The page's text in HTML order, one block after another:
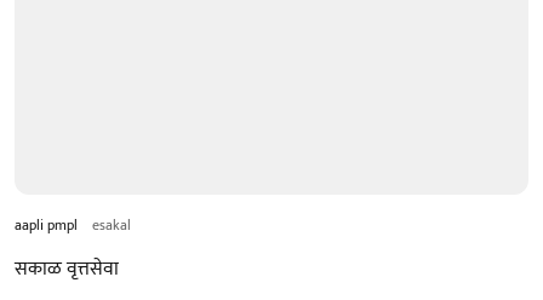
aapli pmpl esakal
सकाळ वृत्तसेवा